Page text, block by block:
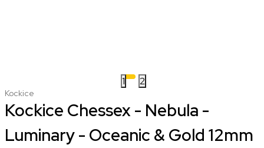
1 2
Kockice
Kockice Chessex - Nebula -
Luminary - Oceanic & Gold 12mm